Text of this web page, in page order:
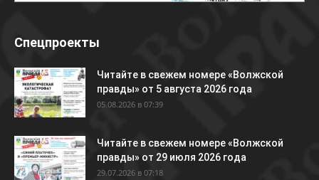
Спецпроекты
Читайте в свежем номере «Волжской
правды» от 5 августа 2026 года
05.08.2026 в 07:39
Читайте в свежем номере «Волжской
правды» от 29 июля 2026 года
29.07.2026 в 07:18